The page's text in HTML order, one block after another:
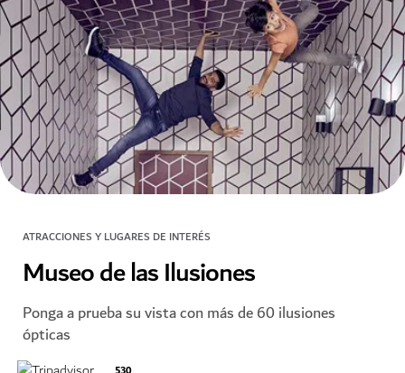
ATRACCIONES Y LUGARES DE INTERÉS
Museo de las Ilusiones
Ponga a prueba su vista con más de 60 ilusiones
ópticas